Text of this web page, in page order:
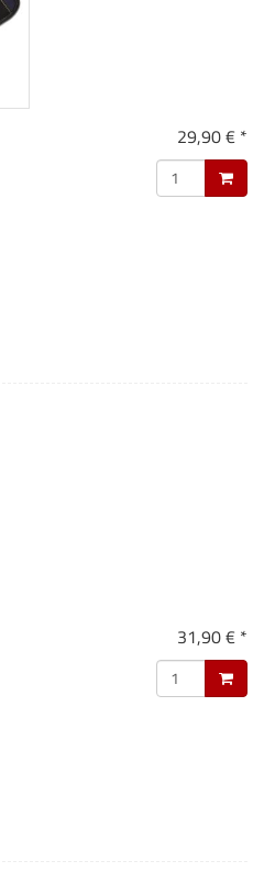
29,90 € *
31,90 € *